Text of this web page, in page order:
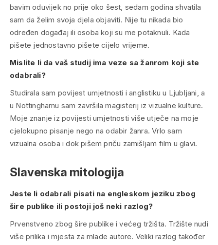
bavim oduvijek no prije oko šest, sedam godina shvatila
sam da želim svoja djela objaviti. Nije tu nikada bio
određen događaj ili osoba koji su me potaknuli. Kada
pišete jednostavno pišete cijelo vrijeme.
Mislite li da vaš studij ima veze sa žanrom koji ste
odabrali?
Studirala sam povijest umjetnosti i anglistiku u Ljubljani, a
u Nottinghamu sam završila magisterij iz vizualne kulture.
Moje znanje iz povijesti umjetnosti više utječe na moje
cjelokupno pisanje nego na odabir žanra. Vrlo sam
vizualna osoba i dok pišem priču zamišljam film u glavi.
Slavenska mitologija
Jeste li odabrali pisati na engleskom jeziku zbog
šire publike ili postoji još neki razlog?
Prvenstveno zbog šire publike i većeg tržišta. Tržište nudi
više prilika i mjesta za mlade autore. Veliki razlog također